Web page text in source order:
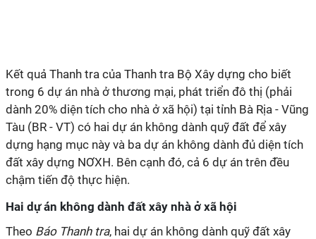
Kết quả Thanh tra của Thanh tra Bộ Xây dựng cho biết
trong 6 dự án nhà ở thương mại, phát triển đô thị (phải
dành 20% diện tích cho nhà ở xã hội) tại tỉnh Bà Rịa - Vũng
Tàu (BR - VT) có hai dự án không dành quỹ đất để xây
dựng hạng mục này và ba dự án không dành đủ diện tích
đất xây dựng NƠXH. Bên cạnh đó, cả 6 dự án trên đều
chậm tiến độ thực hiện.
Hai dự án không dành đất xây nhà ở xã hội
Theo Báo Thanh tra, hai dự án không dành quỹ đất xây